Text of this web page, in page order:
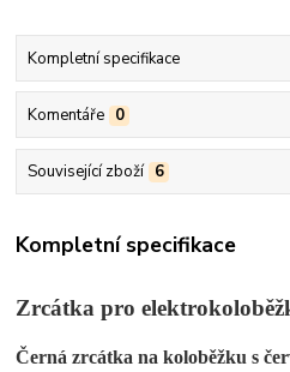
Kompletní specifikace
Komentáře 0
Související zboží 6
Kompletní specifikace
Zrcátka pro
Černá zrcátka na koloběžku s